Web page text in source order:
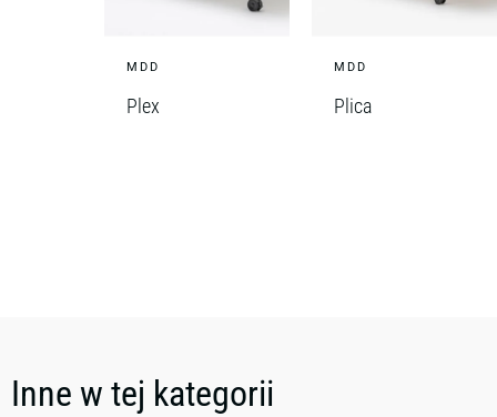
MDD
Plex
MDD
Plica
Inne w tej kategorii